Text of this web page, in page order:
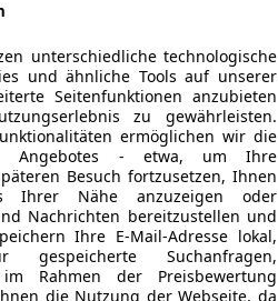
unterschiedliche technologische
und ähnliche Tools auf unserer
Seitenfunktionen anzubieten
zu gewährleisten.
ermöglichen wir die
Angebotes - etwa, um Ihre
Besuch fortzusetzen, Ihnen
Ihrer Nähe anzuzeigen oder
Nachrichten bereitzustellen und
Ihre E-Mail-Adresse lokal,
Suchanfragen,
Rahmen der Preisbewertung
die Nutzung der Webseite, da